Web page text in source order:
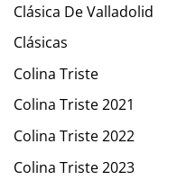
Clásica De Valladolid
Clásicas
Colina Triste
Colina Triste 2021
Colina Triste 2022
Colina Triste 2023